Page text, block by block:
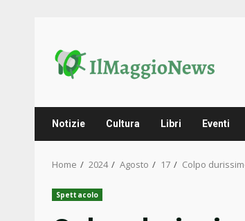
content
Notizie Cultura Libri Eventi
Home 2024 Agosto 17 Colpo
Spettacolo